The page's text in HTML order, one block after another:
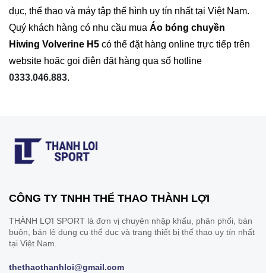
dục, thể thao và máy tập thể hình uy tín nhất tại Việt Nam.
Quý khách hàng có nhu cầu mua Áo bóng chuyền
Hiwing Volverine H5 có thể đặt hàng online trực tiếp trên
website hoặc gọi điện đặt hàng qua số hotline
0333.046.883.
CÔNG TY TNHH THỂ THAO THÀNH LỢI
THÀNH LỢI SPORT là đơn vị chuyên nhập khẩu, phân phối, bán
buôn, bán lẻ dụng cụ thể dục và trang thiết bị thể thao uy tín nhất
tại Việt Nam.
thethaothanhloi@gmail.com